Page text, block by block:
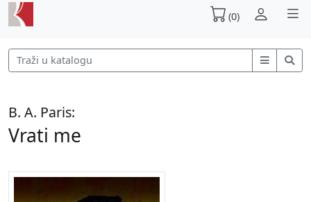
(0)
B. A. Paris:
Vrati me